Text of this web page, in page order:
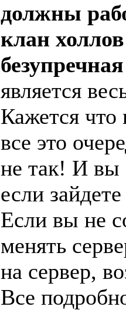
должны
клан холлов
является
Кажется что
все это
не так! И вы
если
Если вы не
менять
на сервер,
Все